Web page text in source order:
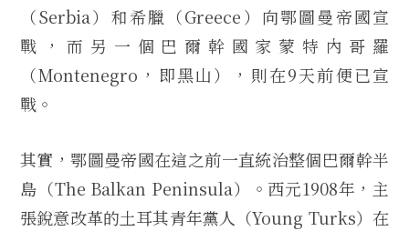
（Serbia）和希臘（Greece）向鄂圖曼帝國宣
戰，而另一個巴爾幹國家蒙特內哥羅
（Montenegro，即黑山），則在9天前便已宣
戰。
其實，鄂圖曼帝國在這之前一直統治整個巴爾幹半
島（The Balkan Peninsula）。西元1908年，主
張銳意改革的土耳其青年黨人（Young Turks）在